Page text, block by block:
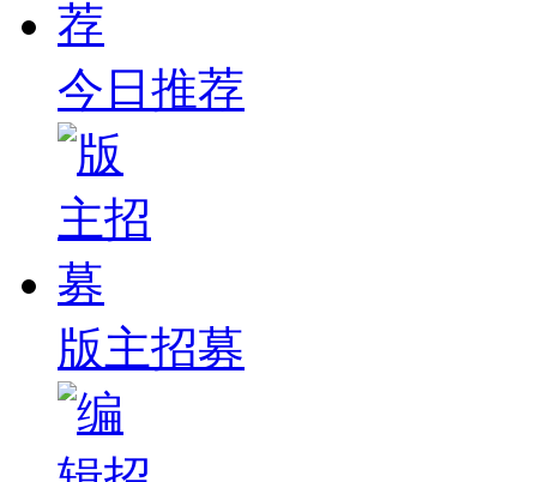
今日推荐
版主招募